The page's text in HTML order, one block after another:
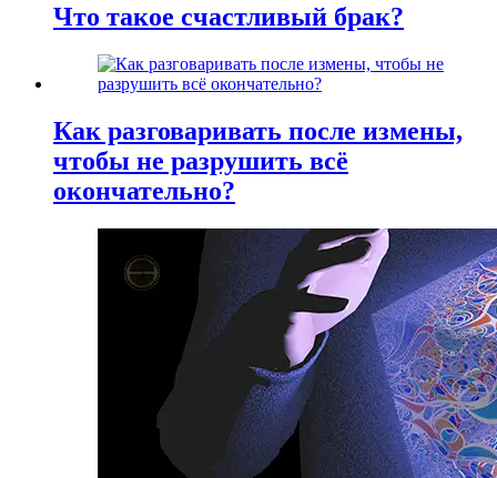
Что такое счастливый брак?
Как разговаривать после измены,
чтобы не разрушить всё
окончательно?